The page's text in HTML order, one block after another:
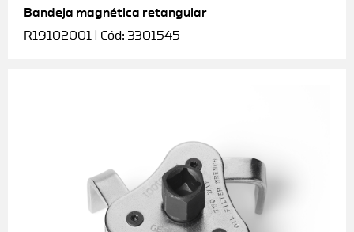
Bandeja magnética retangular
R19102001 | Cód: 3301545